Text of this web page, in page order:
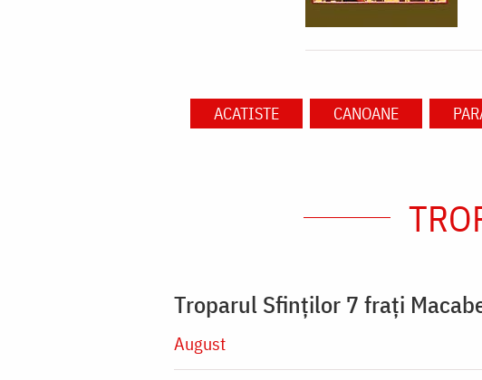
ACATISTE CANOANE
Troparul Sfinţilor 7 fraţi
August